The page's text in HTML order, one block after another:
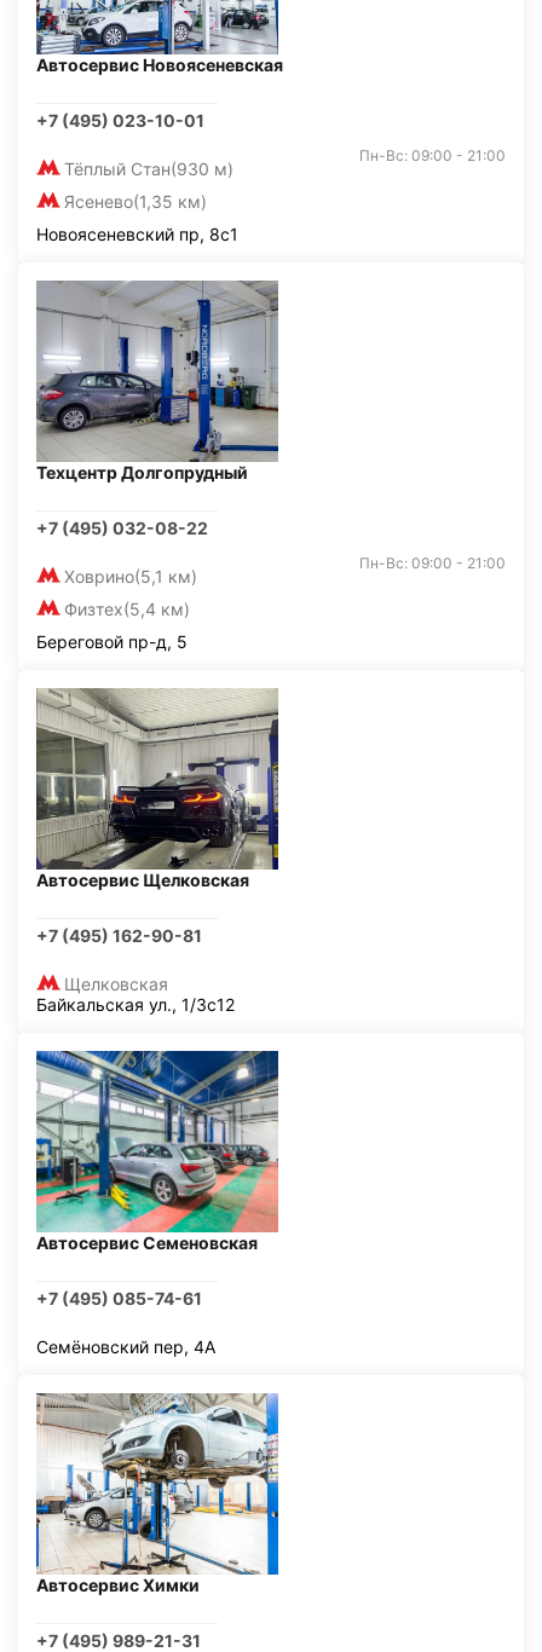
Автосервис Новоясеневская
+7 (495) 023-10-01
Тёплый Стан(930 м)
Ясенево(1,35 км)
Пн-Вс: 09:00 - 21:00
Новоясеневский пр, 8с1
Техцентр Долгопрудный
+7 (495) 032-08-22
Ховрино(5,1 км)
Физтех(5,4 км)
Пн-Вс: 09:00 - 21:00
Береговой пр-д, 5
Автосервис Щелковская
+7 (495) 162-90-81
Щелковская
Байкальская ул., 1/3с12
Автосервис Семеновская
+7 (495) 085-74-61
Семёновский пер, 4А
Автосервис Химки
+7 (495) 989-21-31